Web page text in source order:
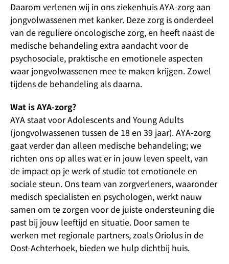
Daarom verlenen wij in ons ziekenhuis AYA-zorg aan
jongvolwassenen met kanker. Deze zorg is onderdeel
van de reguliere oncologische zorg, en heeft naast de
medische behandeling extra aandacht voor de
psychosociale, praktische en emotionele aspecten
waar jongvolwassenen mee te maken krijgen. Zowel
tijdens de behandeling als daarna.
Wat is AYA-zorg?
AYA staat voor Adolescents and Young Adults
(jongvolwassenen tussen de 18 en 39 jaar). AYA-zorg
gaat verder dan alleen medische behandeling; we
richten ons op alles wat er in jouw leven speelt, van
de impact op je werk of studie tot emotionele en
sociale steun. Ons team van zorgverleners, waaronder
medisch specialisten en psychologen, werkt nauw
samen om te zorgen voor de juiste ondersteuning die
past bij jouw leeftijd en situatie. Door samen te
werken met regionale partners, zoals Oriolus in de
Oost-Achterhoek, bieden we hulp dichtbij huis.